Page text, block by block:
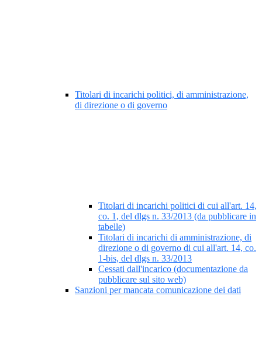
Titolari di incarichi politici, di amministrazione,
di direzione o di governo
Titolari di incarichi politici di cui all'art. 14,
co. 1, del dlgs n. 33/2013 (da pubblicare in
tabelle)
Titolari di incarichi di amministrazione, di
direzione o di governo di cui all'art. 14, co.
1-bis, del dlgs n. 33/2013
Cessati dall'incarico (documentazione da
pubblicare sul sito web)
Sanzioni per mancata comunicazione dei dati